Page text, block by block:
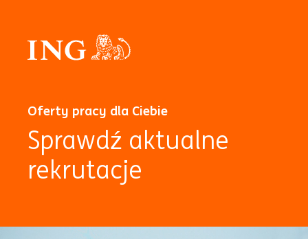
Oferty pracy dla Ciebie
Sprawdź aktualne
rekrutacje